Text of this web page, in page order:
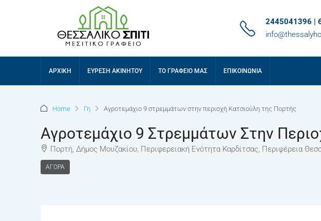
2445041396 |
ΑΡΧΙΚΉ ΕΎΡΕΣΗ ΑΚΙΝΉΤΟΥ ΤΟ ΓΡΑΦΕΊΟ ΜΑΣ ΕΠΙΚΟΙΝΩΝΊΑ
Home Γη Αγροτεμάχιο 9 στρεμμάτων στην περιοχή Κατσιούλη της Πορτής
Αγροτεμάχιο 9 Στρεμμάτων Στην
Πορτή, Δήμος Μουζακίου, Περιφερειακή Ενότητα Καρδίτσας, Περιφέρεια
ΑΓΟΡΆ